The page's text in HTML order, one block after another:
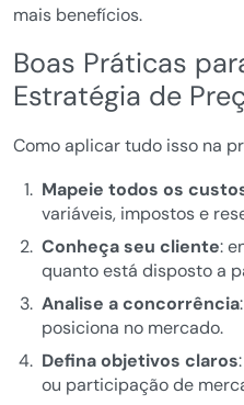
mais benefícios.
Boas Práticas
Estratégia de
Como aplicar tudo isso na
Mapeie todos os
variáveis, impostos e
Conheça seu cliente:
quanto está disposto a
Analise a concorrência
posiciona no mercado.
Defina objetivos claros
ou participação de